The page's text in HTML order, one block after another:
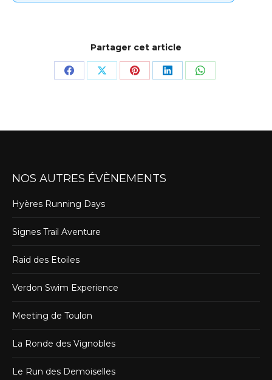
Partager cet article
Share Share Share Share Share
NOS AUTRES ÉVÈNEMENTS
Hyères Running Days
Signes Trail Aventure
Raid des Etoiles
Verdon Swim Experience
Meeting de Toulon
La Ronde des Vignobles
Le Run des Demoiselles